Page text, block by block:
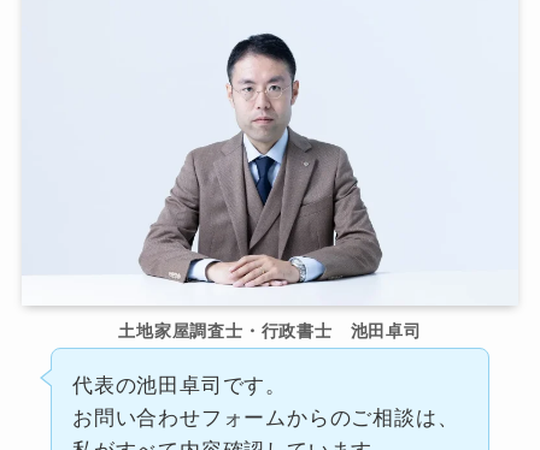
土地家屋調査士・行政書士 池田卓司
代表の池田卓司です。
お問い合わせフォームからのご相談は、